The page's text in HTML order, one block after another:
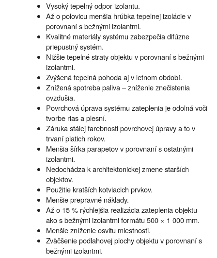
Vysoký tepelný odpor izolantu.
Až o polovicu menšia hrúbka tepelnej izolácie v
porovnaní s bežnými izolantmi.
Kvalitné materiály systému zabezpečia difúzne
priepustný systém.
Nižšie tepelné straty objektu v porovnaní s bežnými
izolantmi.
Zvýšená tepelná pohoda aj v letnom období.
Znížená spotreba paliva – zníženie znečistenia
ovzdušia.
Povrchová úprava systému zateplenia je odolná voči
tvorbe rias a plesní.
Záruka stálej farebnosti povrchovej úpravy a to v
trvaní piatich rokov.
Menšia šírka parapetov v porovnaní s ostatnými
izolantmi.
Nedochádza k architektonickej zmene starších
objektov.
Použitie kratších kotviacich prvkov.
Menšie prepravné náklady.
Až o 15 % rýchlejšia realizácia zateplenia objektu
ako s bežnými izolantmi formátu 500 × 1 000 mm.
Menšie zníženie osvitu miestnosti.
Zväčšenie podlahovej plochy objektu v porovnaní s
bežnými izolantmi.